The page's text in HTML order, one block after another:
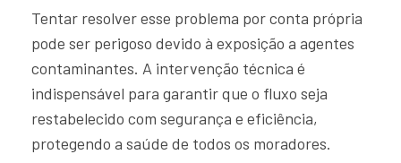
Tentar resolver esse problema por conta própria
pode ser perigoso devido à exposição a agentes
contaminantes. A intervenção técnica é
indispensável para garantir que o fluxo seja
restabelecido com segurança e eficiência,
protegendo a saúde de todos os moradores.